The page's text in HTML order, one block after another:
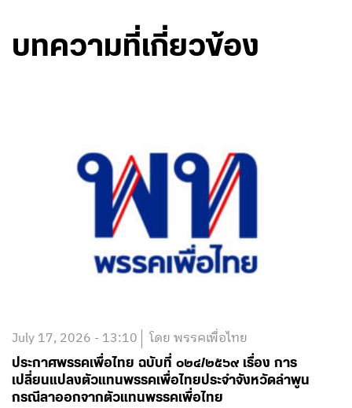
บทความที่เกี่ยวข้อง
July 17, 2026 - 13:10 โดย พรรคเพื่อไทย
ประกาศพรรคเพื่อไทย ฉบับที่ ๐๒๔/๒๕๖๙ เรื่อง การ
เปลี่ยนแปลงตัวแทนพรรคเพื่อไทยประจำจังหวัดลำพูน
กรณีลาออกจากตัวแทนพรรคเพื่อไทย